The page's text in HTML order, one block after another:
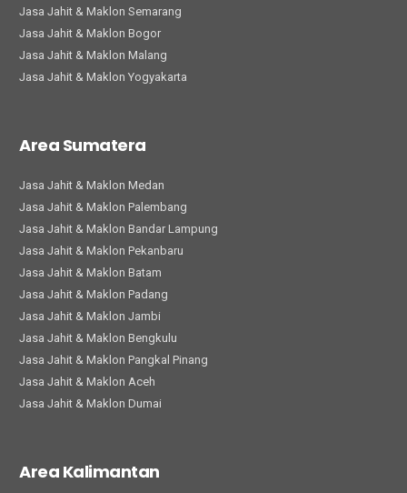
Jasa Jahit & Maklon Semarang
Jasa Jahit & Maklon Bogor
Jasa Jahit & Maklon Malang
Jasa Jahit & Maklon Yogyakarta
Area Sumatera
Jasa Jahit & Maklon Medan
Jasa Jahit & Maklon Palembang
Jasa Jahit & Maklon Bandar Lampung
Jasa Jahit & Maklon Pekanbaru
Jasa Jahit & Maklon Batam
Jasa Jahit & Maklon Padang
Jasa Jahit & Maklon Jambi
Jasa Jahit & Maklon Bengkulu
Jasa Jahit & Maklon Pangkal Pinang
Jasa Jahit & Maklon Aceh
Jasa Jahit & Maklon Dumai
Area Kalimantan